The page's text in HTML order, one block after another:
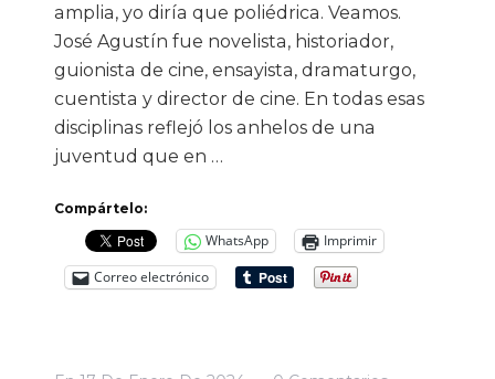
amplia, yo diría que poliédrica. Veamos.
José Agustín fue novelista, historiador,
guionista de cine, ensayista, dramaturgo,
cuentista y director de cine. En todas esas
disciplinas reflejó los anhelos de una
juventud que en …
Compártelo:
WhatsApp
Imprimir
Correo electrónico